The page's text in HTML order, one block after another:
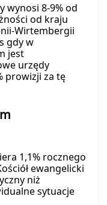
wynosi 8-9% od
od kraju
Wirtembergii
gdy w
jest
urzędy
prowizji za tę
1,1% rocznego
ewangelicki
niż
sytuacje